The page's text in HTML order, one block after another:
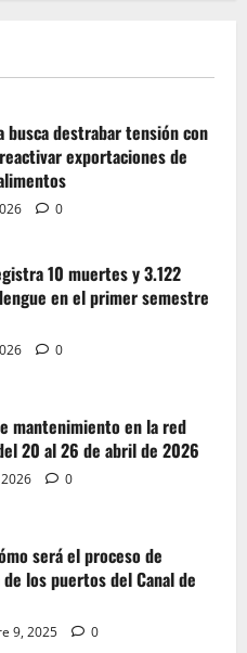
busca destrabar tensión con
exportaciones de
0
10 muertes y 3.122
en el primer semestre
0
mantenimiento en la red
20 al 26 de abril de 2026
0
será el proceso de
los puertos del Canal de
9, 2025 0